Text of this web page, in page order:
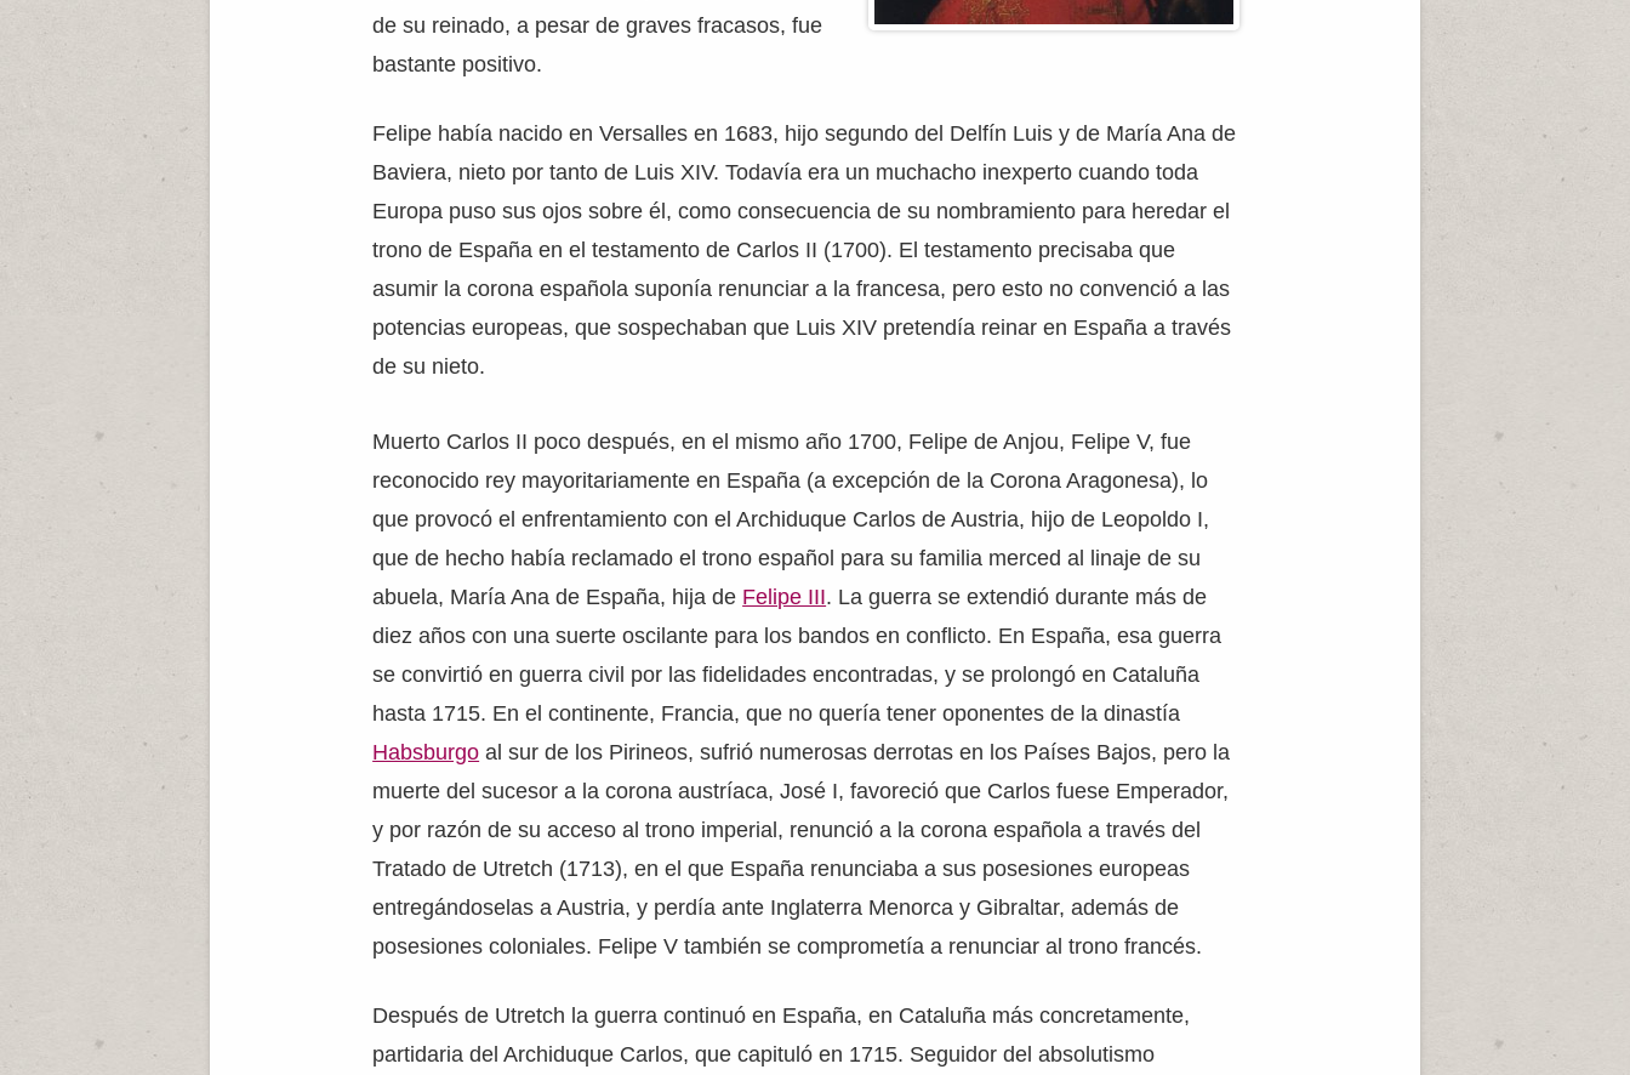
de su reinado, a pesar de graves fracasos, fue
bastante positivo.
Felipe había nacido en Versalles en 1683, hijo segundo del Delfín Luis y de María Ana de
Baviera, nieto por tanto de Luis XIV. Todavía era un muchacho inexperto cuando toda
Europa puso sus ojos sobre él, como consecuencia de su nombramiento para heredar el
trono de España en el testamento de Carlos II (1700). El testamento precisaba que
asumir la corona española suponía renunciar a la francesa, pero esto no convenció a las
potencias europeas, que sospechaban que Luis XIV pretendía reinar en España a través
de su nieto.
Muerto Carlos II poco después, en el mismo año 1700, Felipe de Anjou, Felipe V, fue
reconocido rey mayoritariamente en España (a excepción de la Corona Aragonesa), lo
que provocó el enfrentamiento con el Archiduque Carlos de Austria, hijo de Leopoldo I,
que de hecho había reclamado el trono español para su familia merced al linaje de su
abuela, María Ana de España, hija de Felipe III. La guerra se extendió durante más de
diez años con una suerte oscilante para los bandos en conflicto. En España, esa guerra
se convirtió en guerra civil por las fidelidades encontradas, y se prolongó en Cataluña
hasta 1715. En el continente, Francia, que no quería tener oponentes de la dinastía
Habsburgo al sur de los Pirineos, sufrió numerosas derrotas en los Países Bajos, pero la
muerte del sucesor a la corona austríaca, José I, favoreció que Carlos fuese Emperador,
y por razón de su acceso al trono imperial, renunció a la corona española a través del
Tratado de Utretch (1713), en el que España renunciaba a sus posesiones europeas
entregándoselas a Austria, y perdía ante Inglaterra Menorca y Gibraltar, además de
posesiones coloniales. Felipe V también se comprometía a renunciar al trono francés.
Después de Utretch la guerra continuó en España, en Cataluña más concretamente,
partidaria del Archiduque Carlos, que capituló en 1715. Seguidor del absolutismo